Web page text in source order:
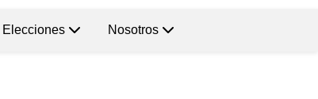
Elecciones Nosotros